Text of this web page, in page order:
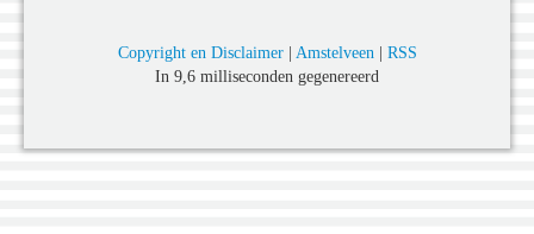
Copyright en Disclaimer| Amstelveen
RSS
In 9,6 milliseconden gegenereerd